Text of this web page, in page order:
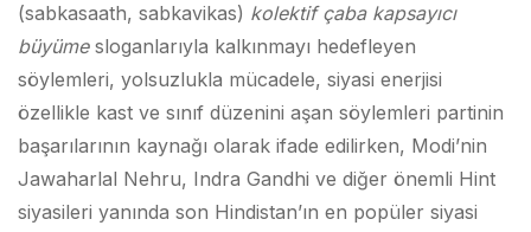
(sabkasaath, sabkavikas) kolektif çaba kapsayıcı
büyüme sloganlarıyla kalkınmayı hedefleyen
söylemleri, yolsuzlukla mücadele, siyasi enerjisi
özellikle kast ve sınıf düzenini aşan söylemleri partinin
başarılarının kaynağı olarak ifade edilirken, Modi’nin
Jawaharlal Nehru, Indra Gandhi ve diğer önemli Hint
siyasileri yanında son Hindistan’ın en popüler siyasi